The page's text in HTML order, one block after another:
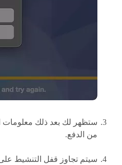
ستظهر لك بعد ذلك معلومات
من الدفع.